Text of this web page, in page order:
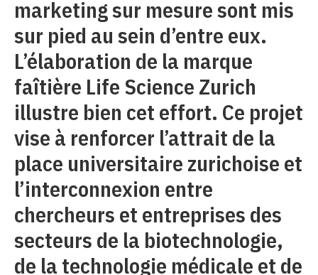
marketing sur mesure sont mis
sur pied au sein d’entre eux.
L’élaboration de la marque
faîtière Life Science Zurich
illustre bien cet effort. Ce projet
vise à renforcer l’attrait de la
place universitaire zurichoise et
l’interconnexion entre
chercheurs et entreprises des
secteurs de la biotechnologie,
de la technologie médicale et de